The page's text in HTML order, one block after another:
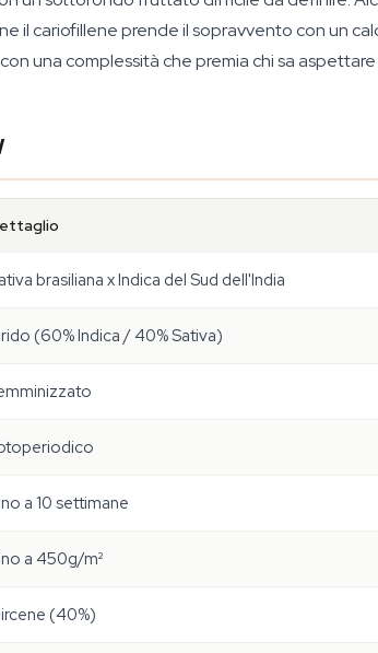
il cariofillene prende il sopravvento con un
una complessità che premia chi sa
brasiliana x Indica del Sud dell'India
(60% Indica / 40% Sativa)
a 10 settimane
a 450g/m²
(40%)